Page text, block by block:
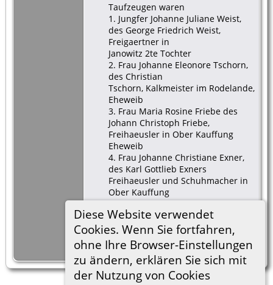
Diese Website verwendet
Cookies. Wenn Sie fortfahren,
ohne Ihre Browser-Einstellungen
zu ändern, erklären Sie sich mit
der Nutzung von Cookies
Taufzeugen waren
1. Jungfer Johanne Juliane Weist,
des George Friedrich Weist,
Freigaertner in
Janowitz 2te Tochter
2. Frau Johanne Eleonore Tschorn,
des Christian
Tschorn, Kalkmeister im Rodelande,
Eheweib
3. Frau Maria Rosine Friebe des
Johann Christoph Friebe,
Freihaeusler in Ober Kauffung
Eheweib
4. Frau Johanne Christiane Exner,
des Karl Gottlieb Exners
Freihaeusler und Schuhmacher in
Ober Kauffung
5. Junggeselle Gottlieb Friese, des
Gottfried Friese, Hofegaertner
in Ober Kauffung aeltester Sohn
6. Johann Gottlieb Tauber,
Inwohner und Weber in Altenberg